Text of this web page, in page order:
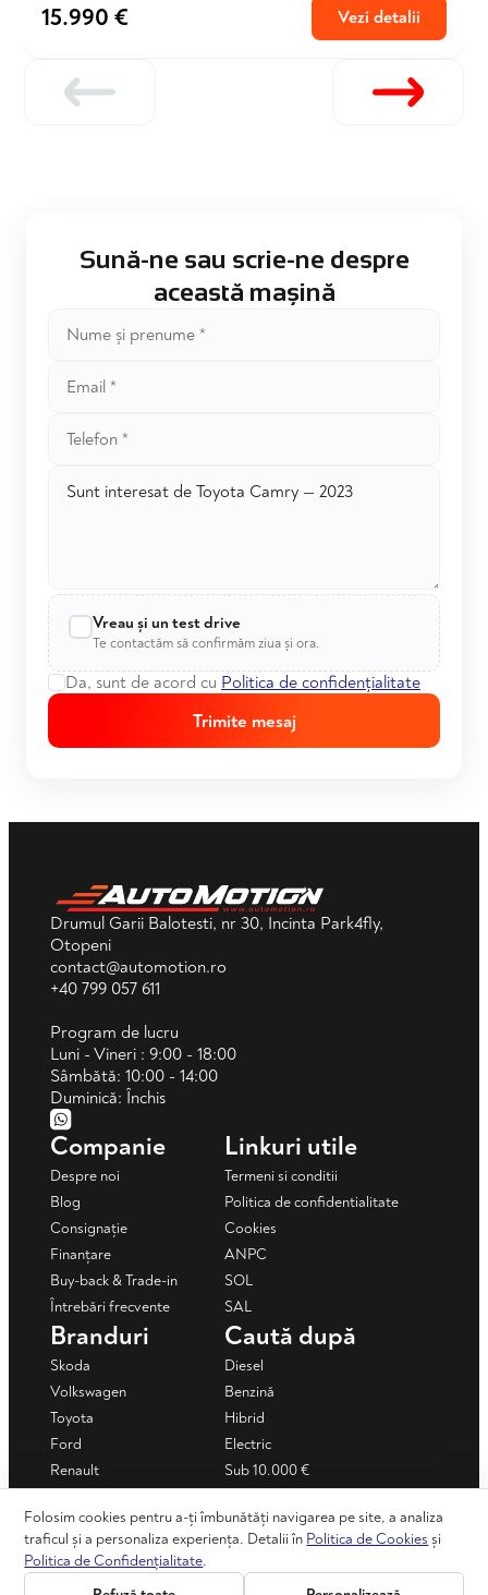
15.990 € Vezi detalii
Sună-ne sau scrie-ne despre
această mașină
Vreau și un test drive
Te contactăm să confirmăm ziua și ora.
Da, sunt de acord cu Politica de confidențialitate
Trimite mesaj
Drumul Garii Balotesti, nr 30, Incinta Park4fly,
Otopeni
contact@automotion.ro
+40 799 057 611
Program de lucru
Luni - Vineri : 9:00 - 18:00
Sâmbătă: 10:00 - 14:00
Duminică: Închis
Companie
Despre noi
Blog
Consignație
Finanțare
Buy-back & Trade-in
Întrebări frecvente
Linkuri utile
Termeni si conditii
Politica de confidentialitate
Cookies
ANPC
SOL
SAL
Branduri
Skoda
Volkswagen
Toyota
Ford
Renault
Dacia
+ Vezi toate
Caută după
Diesel
Benzină
Hibrid
Electric
Sub 10.000 €
Mașini în rate
Folosim cookies pentru a-ți îmbunătăți navigarea pe site, a analiza
traficul și a personaliza experiența. Detalii în Politica de Cookies și
Politica de Confidențialitate.